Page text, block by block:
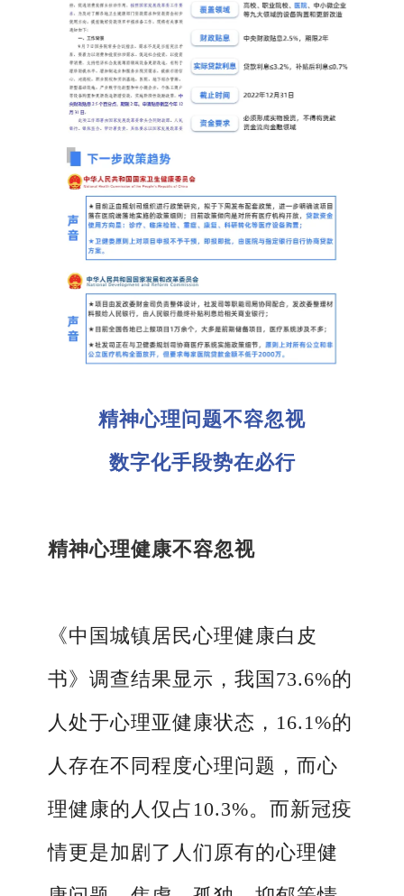
精神心理问题不容忽视
数字化手段势在必行
精神心理健康不容忽视
《中国城镇居民心理健康白皮
书》调查结果显示，我国73.6%的
人处于心理亚健康状态，16.1%的
人存在不同程度心理问题，而心
理健康的人仅占10.3%。而新冠疫
情更是加剧了人们原有的心理健